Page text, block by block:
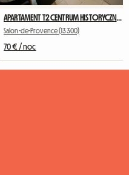
APARTAMENT T2 CENTRUM HISTORYCZNE - L’Annex d’Alèz
Salon-de-Provence (13300)
70 € / noc